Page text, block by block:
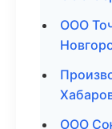
ООО
ООО